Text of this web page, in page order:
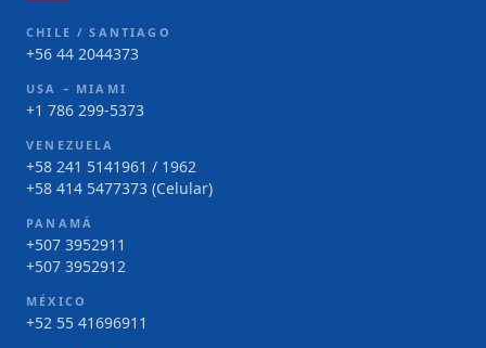
CHILE / SANTIAGO
+56 44 2044373
USA – MIAMI
+1 786 299-5373
VENEZUELA
+58 241 5141961 / 1962
+58 414 5477373 (Celular)
PANAMÁ
+507 3952911
+507 3952912
MÉXICO
+52 55 41696911